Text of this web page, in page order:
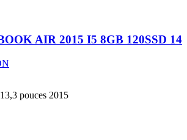
AIR 2015 I5 8GB 120SSD 14
pouces 2015